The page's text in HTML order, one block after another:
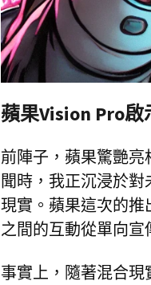
蘋果Vision Pro
前陣子，蘋果驚艷亮
聞時，我正沉浸於
現實。蘋果這次的推
之間的互動從單向宣
事實上，隨著混合